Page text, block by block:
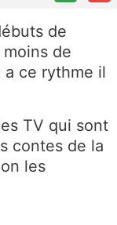
de
de
ce rythme il
TV qui sont
contes de la
les